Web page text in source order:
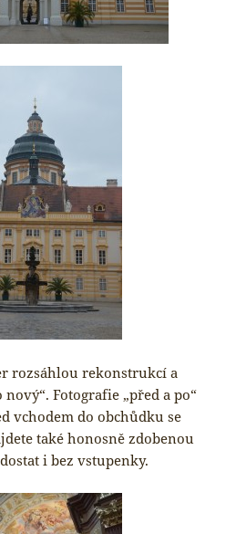
rozsáhlou rekonstrukcí a
Fotografie „před a po“
vchodem do obchůdku se
také honosně zdobenou
i bez vstupenky.